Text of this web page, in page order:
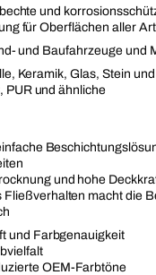
und
für Oberflächen aller Art
und Baufahrzeuge und
Keramik, Glas, Stein
PUR und ähnliche
und hohe
Fließverhalten macht die
und Farbgenauigkeit
OEM-Farbtöne